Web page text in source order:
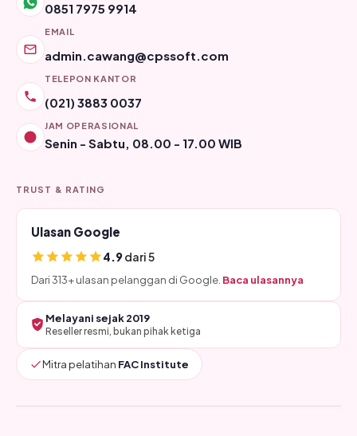
0851 7975 9914
EMAIL
admin.cawang@cpssoft.com
TELEPON KANTOR
(021) 3883 0037
JAM OPERASIONAL
Senin - Sabtu, 08.00 - 17.00 WIB
TRUST & RATING
Ulasan Google
4.9dari 5
Dari 313+ ulasan pelanggan di Google. Baca ulasannya
Melayani sejak 2019
Reseller resmi, bukan pihak ketiga
Mitra pelatihan FAC Institute